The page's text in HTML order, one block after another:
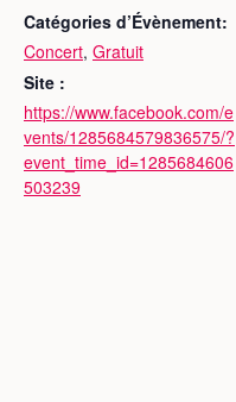
Catégories d’Évènement:
Concert, Gratuit
Site :
https://www.facebook.com/e
vents/1285684579836575/?
event_time_id=1285684606
503239